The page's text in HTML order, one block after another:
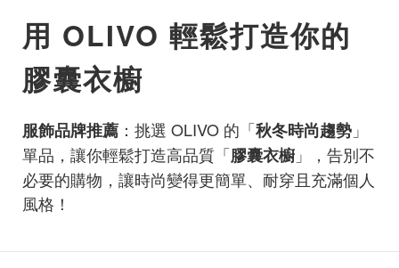
用 OLIVO 輕鬆打造你的
膠囊衣櫥
服飾品牌推薦 ：挑選 OLIVO 的「秋冬時尚趨勢 」
單品，讓你輕鬆打造高品質「膠囊衣櫥 」，告別不
必要的購物，讓時尚變得更簡單、耐穿且充滿個人
風格！